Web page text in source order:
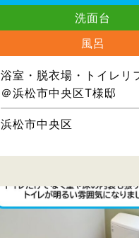
洗面台
風呂
浴室・脱衣場・トイレリ
＠浜松市中央区T様邸
浜松市中央区